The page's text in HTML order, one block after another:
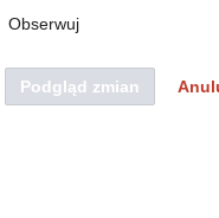
Obserwuj
Podgląd zmian